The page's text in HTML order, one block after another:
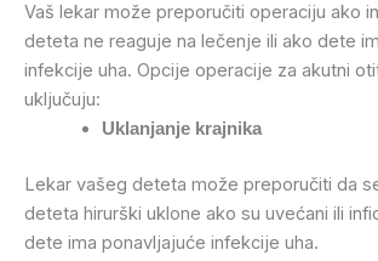
Vaš lekar može preporučiti operaciju ako
deteta ne reaguje na lečenje ili ako dete
infekcije uha. Opcije operacije za akutni
uključuju:
Uklanjanje krajnika
Lekar vašeg deteta može preporučiti da
deteta hirurški uklone ako su uvećani ili
dete ima ponavljajuće infekcije uha.